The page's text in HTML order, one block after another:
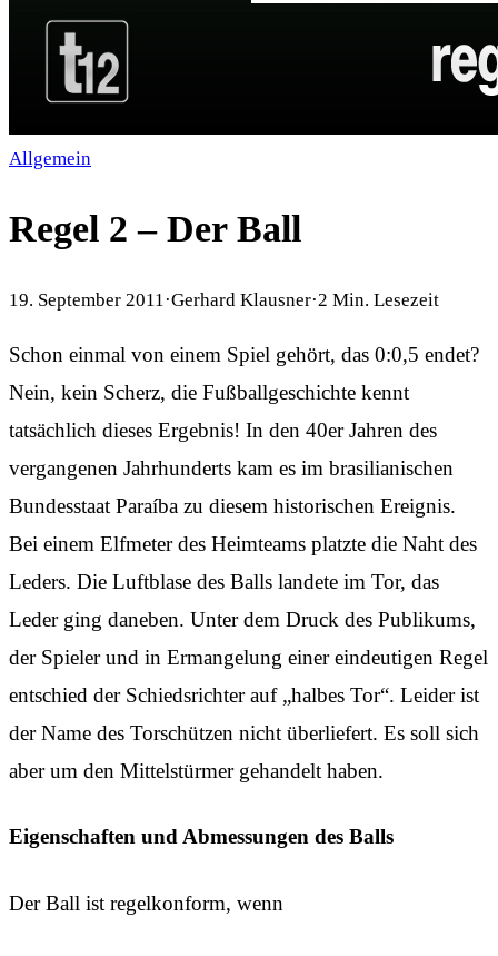
Allgemein
Regel 2 – Der Ball
19. September 2011 ·Gerhard Klausner·2 Min. Lesezeit
Schon einmal von einem Spiel gehört, das 0:0,5 endet?
Nein, kein Scherz, die Fußballgeschichte kennt
tatsächlich dieses Ergebnis! In den 40er Jahren des
vergangenen Jahrhunderts kam es im brasilianischen
Bundesstaat Paraíba zu diesem historischen Ereignis.
Bei einem Elfmeter des Heimteams platzte die Naht des
Leders. Die Luftblase des Balls landete im Tor, das
Leder ging daneben. Unter dem Druck des Publikums,
der Spieler und in Ermangelung einer eindeutigen Regel
entschied der Schiedsrichter auf „halbes Tor“. Leider ist
der Name des Torschützen nicht überliefert. Es soll sich
aber um den Mittelstürmer gehandelt haben.
Eigenschaften und Abmessungen des Balls
Der Ball ist regelkonform, wenn